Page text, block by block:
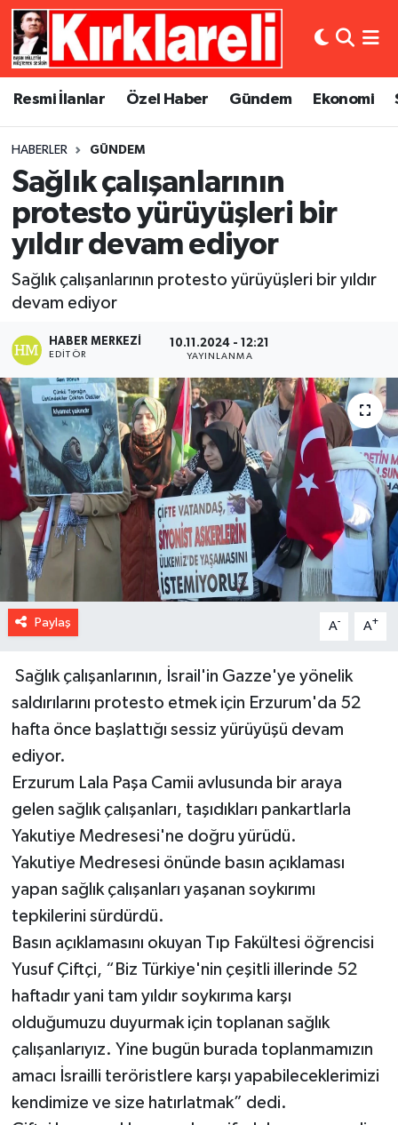
Resmi İlanlar Özel Haber Gündem Ekonomi
HABERLER GÜNDEM
Sağlık çalışanlarının
protesto yürüyüşleri bir
yıldır devam ediyor
Sağlık çalışanlarının protesto yürüyüşleri bir yıldır
devam ediyor
HABER MERKEZI
EDITÖR
10.11.2024 - 12:21
YAYINLANMA
Paylaş A- A+
Sağlık çalışanlarının, İsrail'in Gazze'ye yönelik
saldırılarını protesto etmek için Erzurum'da 52
hafta önce başlattığı sessiz yürüyüşü devam
ediyor.
Erzurum Lala Paşa Camii avlusunda bir araya
gelen sağlık çalışanları, taşıdıkları pankartlarla
Yakutiye Medresesi'ne doğru yürüdü.
Yakutiye Medresesi önünde basın açıklaması
yapan sağlık çalışanları yaşanan soykırımı
tepkilerini sürdürdü.
Basın açıklamasını okuyan Tıp Fakültesi öğrencisi
Yusuf Çiftçi, “Biz Türkiye'nin çeşitli illerinde 52
haftadır yani tam yıldır soykırıma karşı
olduğumuzu duyurmak için toplanan sağlık
çalışanlarıyız. Yine bugün burada toplanmamızın
amacı İsrailli teröristlere karşı yapabileceklerimizi
kendimize ve size hatırlatmak” dedi.
Resmi İlanlar
Gündem
Ekonomi
Siyaset
Asayiş
Dünya
Eğitim
Kültür Sanat
Magazin
Medya
Sağlık
Künye
Gizlilik Sözleşmesi
Merkez Nöbetçi Eczaneler
Merkez Trafik Yoğunluk Haritası
Süper Lig Puan Durumu ve Fikstür
Tüm Manşetler
Son Dakika Haberleri
Haber Arşivi